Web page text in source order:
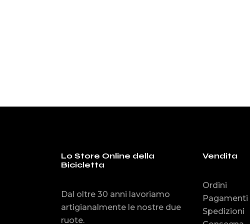
Lo Store Online della
Bicicletta
Dal oltre 30 anni lavoriamo
artigianalmente le nostre due
ruote.
Vendita
Ordini
Pagamenti
Spedizioni